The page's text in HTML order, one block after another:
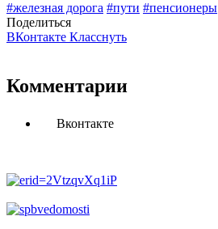
#железная дорога #пути #пенсионеры
Поделиться
ВКонтакте Класснуть
Комментарии
Вконтакте